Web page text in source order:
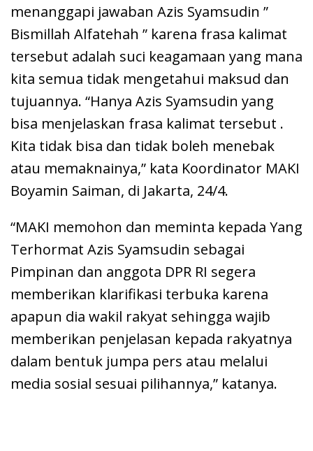
menanggapi jawaban Azis Syamsudin ”
Bismillah Alfatehah ” karena frasa kalimat
tersebut adalah suci keagamaan yang mana
kita semua tidak mengetahui maksud dan
tujuannya. “Hanya Azis Syamsudin yang
bisa menjelaskan frasa kalimat tersebut .
Kita tidak bisa dan tidak boleh menebak
atau memaknainya,” kata Koordinator MAKI
Boyamin Saiman, di Jakarta, 24/4.
“MAKI memohon dan meminta kepada Yang
Terhormat Azis Syamsudin sebagai
Pimpinan dan anggota DPR RI segera
memberikan klarifikasi terbuka karena
apapun dia wakil rakyat sehingga wajib
memberikan penjelasan kepada rakyatnya
dalam bentuk jumpa pers atau melalui
media sosial sesuai pilihannya,” katanya.